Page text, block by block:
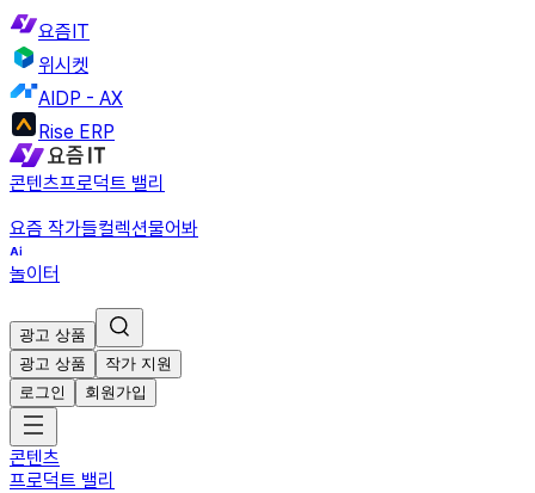
요즘IT
위시켓
AIDP - AX
Rise ERP
콘텐츠프로덕트 밸리
요즘 작가들컬렉션물어봐
놀이터
광고 상품
광고 상품
작가 지원
로그인
회원가입
콘텐츠
프로덕트 밸리